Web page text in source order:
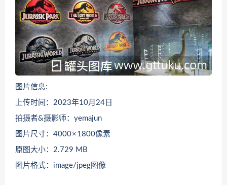
图片信息:
上传时间：2023年10月24日
拍摄者&摄影师：yemajun
图片尺寸：4000 × 1800像素
原图大小：2.729 MB
图片格式：image/jpeg图像